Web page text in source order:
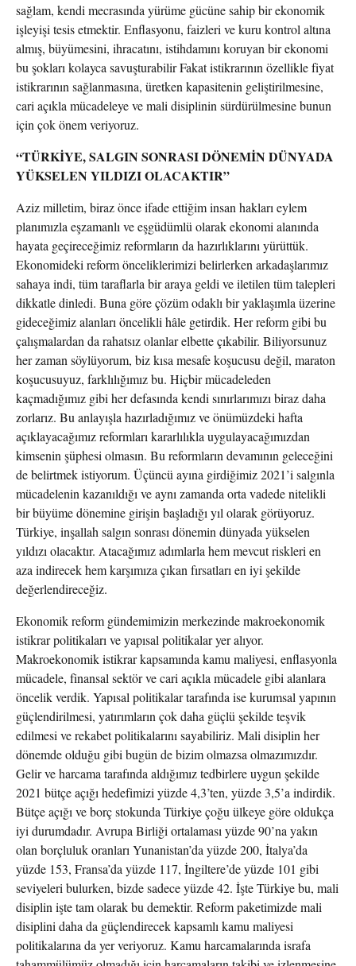
sağlam, kendi mecrasında yürüme gücüne sahip bir ekonomik
işleyişi tesis etmektir. Enflasyonu, faizleri ve kuru kontrol altına
almış, büyümesini, ihracatını, istihdamını koruyan bir ekonomi
bu şokları kolayca savuşturabilir Fakat istikrarının özellikle fiyat
istikrarının sağlanmasına, üretken kapasitenin geliştirilmesine,
cari açıkla mücadeleye ve mali disiplinin sürdürülmesine bunun
için çok önem veriyoruz.
“TÜRKİYE, SALGIN SONRASI DÖNEMİN DÜNYADA
YÜKSELEN YILDIZI OLACAKTIR”
Aziz milletim, biraz önce ifade ettiğim insan hakları eylem
planımızla eşzamanlı ve eşgüdümlü olarak ekonomi alanında
hayata geçireceğimiz reformların da hazırlıklarını yürüttük.
Ekonomideki reform önceliklerimizi belirlerken arkadaşlarımız
sahaya indi, tüm taraflarla bir araya geldi ve iletilen tüm talepleri
dikkatle dinledi. Buna göre çözüm odaklı bir yaklaşımla üzerine
gideceğimiz alanları öncelikli hâle getirdik. Her reform gibi bu
çalışmalardan da rahatsız olanlar elbette çıkabilir. Biliyorsunuz
her zaman söylüyorum, biz kısa mesafe koşucusu değil, maraton
koşucusuyuz, farklılığımız bu. Hiçbir mücadeleden
kaçmadığımız gibi her defasında kendi sınırlarımızı biraz daha
zorlarız. Bu anlayışla hazırladığımız ve önümüzdeki hafta
açıklayacağımız reformları kararlılıkla uygulayacağımızdan
kimsenin şüphesi olmasın. Bu reformların devamının geleceğini
de belirtmek istiyorum. Üçüncü ayına girdiğimiz 2021’i salgınla
mücadelenin kazanıldığı ve aynı zamanda orta vadede nitelikli
bir büyüme dönemine girişin başladığı yıl olarak görüyoruz.
Türkiye, inşallah salgın sonrası dönemin dünyada yükselen
yıldızı olacaktır. Atacağımız adımlarla hem mevcut riskleri en
aza indirecek hem karşımıza çıkan fırsatları en iyi şekilde
değerlendireceğiz.
Ekonomik reform gündemimizin merkezinde makroekonomik
istikrar politikaları ve yapısal politikalar yer alıyor.
Makroekonomik istikrar kapsamında kamu maliyesi, enflasyonla
mücadele, finansal sektör ve cari açıkla mücadele gibi alanlara
öncelik verdik. Yapısal politikalar tarafında ise kurumsal yapının
güçlendirilmesi, yatırımların çok daha güçlü şekilde teşvik
edilmesi ve rekabet politikalarını sayabiliriz. Mali disiplin her
dönemde olduğu gibi bugün de bizim olmazsa olmazımızdır.
Gelir ve harcama tarafında aldığımız tedbirlere uygun şekilde
2021 bütçe açığı hedefimizi yüzde 4,3’ten, yüzde 3,5’a indirdik.
Bütçe açığı ve borç stokunda Türkiye çoğu ülkeye göre oldukça
iyi durumdadır. Avrupa Birliği ortalaması yüzde 90’na yakın
olan borçluluk oranları Yunanistan’da yüzde 200, İtalya’da
yüzde 153, Fransa’da yüzde 117, İngiltere’de yüzde 101 gibi
seviyeleri bulurken, bizde sadece yüzde 42. İşte Türkiye bu, mali
disiplin işte tam olarak bu demektir. Reform paketimizde mali
disiplini daha da güçlendirecek kapsamlı kamu maliyesi
politikalarına da yer veriyoruz. Kamu harcamalarında israfa